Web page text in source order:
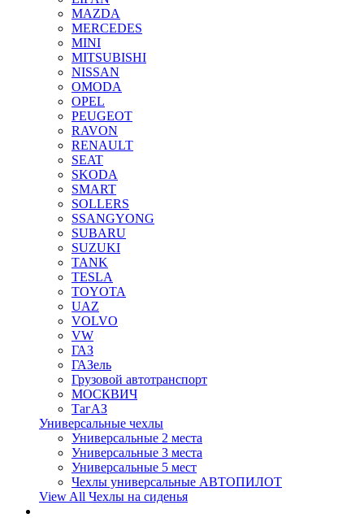
MAZDA
MERCEDES
MINI
MITSUBISHI
NISSAN
OMODA
OPEL
PEUGEOT
RAVON
RENAULT
SEAT
SKODA
SMART
SOLLERS
SSANGYONG
SUBARU
SUZUKI
TANK
TESLA
TOYOTA
UAZ
VOLVO
VW
ГАЗ
ГАЗель
Грузовой автотранспорт
МОСКВИЧ
ТагАЗ
Универсальные чехлы
Универсальные 2 места
Универсальные 3 места
Универсальные 5 мест
Чехлы универсальные АВТОПИЛОТ
View All Чехлы на сиденья